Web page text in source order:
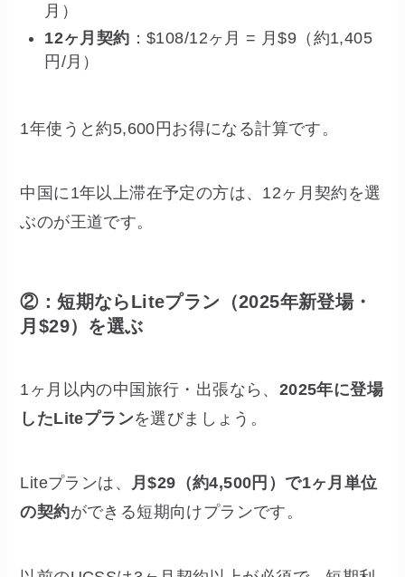
月）
12ヶ月契約 ：$108/12ヶ月 = 月$9（約1,405
円/月）
1年使うと約5,600円お得になる計算です。
中国に1年以上滞在予定の方は、12ヶ月契約を選
ぶのが王道です。
②：短期ならLiteプラン（2025年新登場・
月$29）を選ぶ
1ヶ月以内の中国旅行・出張なら、 2025年に登場
したLiteプランを選びましょう。
Liteプランは、 月$29（約4,500円）で1ヶ月単位
の契約ができる短期向けプランです。